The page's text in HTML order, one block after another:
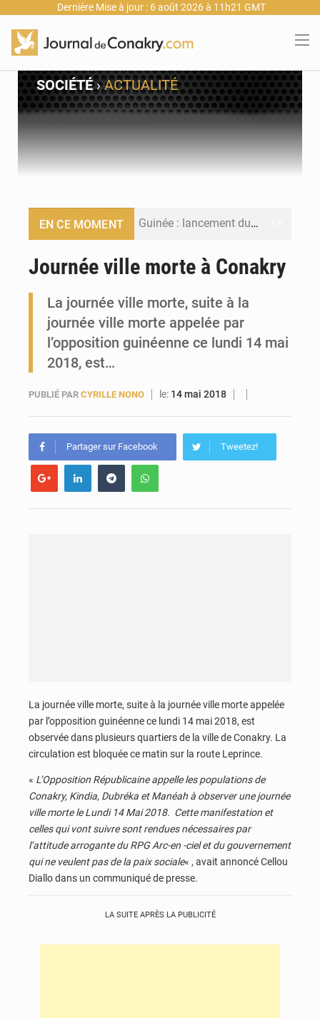
Dernière Mise à jour : 6 août 2026 à 11h21 GMT
SOCIÉTÉ›ACTUALITÉ
EN CE MOMENT Guinée : lancement du Club des financeurs pour faciliter l’accès des PME aux financements
Guinée : Conakry explore un partenariat avec le groupe égyptien The Arab Contractors pour accélérer ses grands projets
Journée ville morte à Conakry
La journée ville morte, suite à la
journée ville morte appelée par
l’opposition guinéenne ce lundi 14 mai
2018, est…
PUBLIÉ PAR CYRILLE NONO le: 14 mai 2018
Partager sur Facebook Tweetez!
La journée ville morte, suite à la journée ville morte appelée
par l’opposition guinéenne ce lundi 14 mai 2018, est
observée dans plusieurs quartiers de la ville de Conakry. La
circulation est bloquée ce matin sur la route Leprince.
« L’Opposition Républicaine appelle les populations de
Conakry, Kindia, Dubréka et Manéah à observer une journée
ville morte le Lundi 14 Mai 2018. Cette manifestation et
celles qui vont suivre sont rendues nécessaires par
l’attitude arrogante du RPG Arc-en -ciel et du gouvernement
qui ne veulent pas de la paix sociale« , avait annoncé Cellou
Diallo dans un communiqué de presse.
LA SUITE APRÈS LA PUBLICITÉ